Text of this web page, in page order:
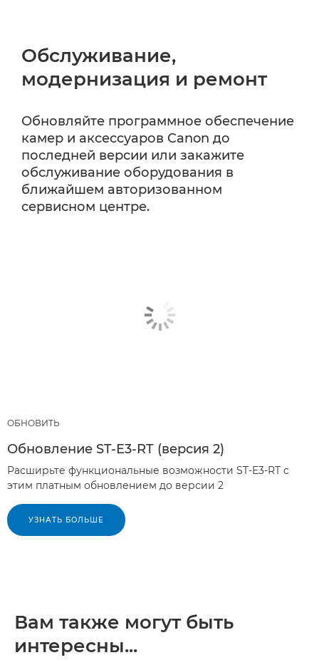
Обслуживание,
модернизация и ремонт
Обновляйте программное обеспечение
камер и аксессуаров Canon до
последней версии или закажите
обслуживание оборудования в
ближайшем авторизованном
сервисном центре.
ОБНОВИТЬ
Обновление ST-E3-RT (версия 2)
Расширьте функциональные возможности ST-E3-RT с
этим платным обновлением до версии 2
УЗНАТЬ БОЛЬШЕ
Вам также могут быть
интересны...